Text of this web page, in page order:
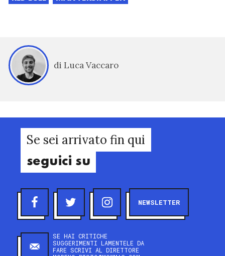
di Luca Vaccaro
Se sei arrivato fin qui
seguici su
NEWSLETTER
SE HAI CRITICHE
SUGGERIMENTI LAMENTELE DA
FARE SCRIVI AL DIRETTORE